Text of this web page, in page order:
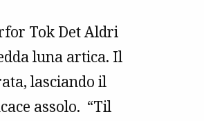
Tok Det Aldri
luna artica. Il
lasciando il
assolo. “Til